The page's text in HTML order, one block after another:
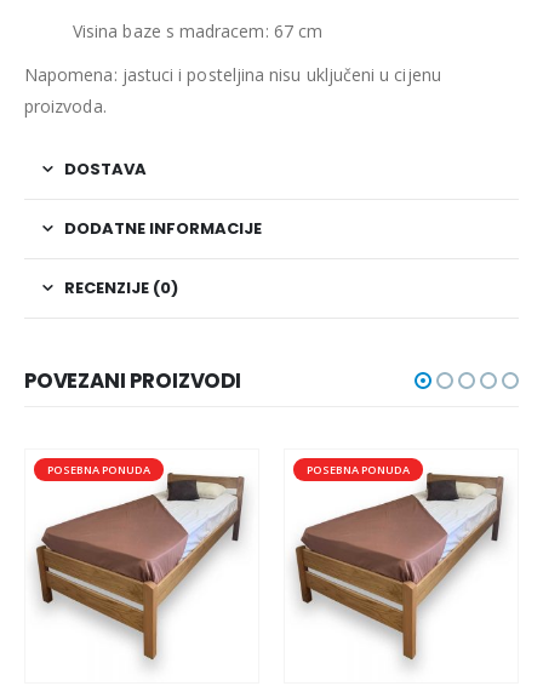
Visina baze s madracem: 67 cm
Napomena: jastuci i posteljina nisu uključeni u cijenu
proizvoda.
DOSTAVA
DODATNE INFORMACIJE
RECENZIJE (0)
POVEZANI PROIZVODI
POSEBNA PONUDA POSEBNA PONUDA